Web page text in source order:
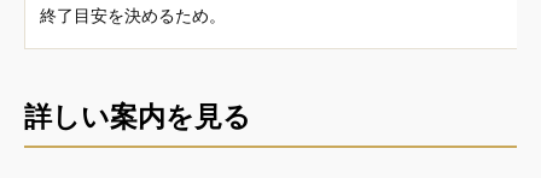
終了目安を決めるため。
詳しい案内を見る